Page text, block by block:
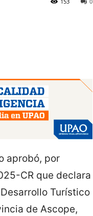
aprobó, por
CR que declara
Turístico
de Ascope,